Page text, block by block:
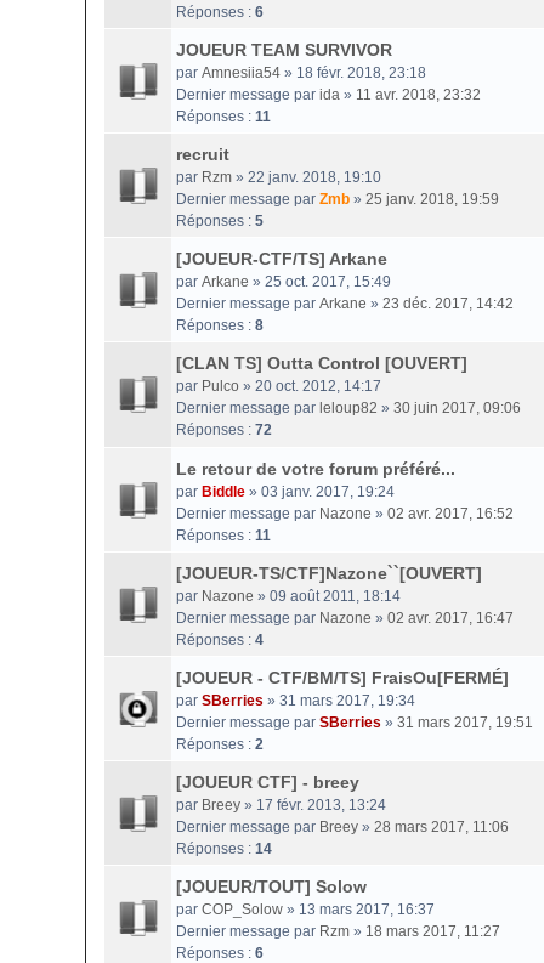
Réponses : 6
JOUEUR TEAM SURVIVOR
par Amnesiia54 » 18 févr. 2018, 23:18
Dernier message par ida » 11 avr. 2018, 23:32
Réponses : 11
recruit
par Rzm » 22 janv. 2018, 19:10
Dernier message par Zmb » 25 janv. 2018, 19:59
Réponses : 5
[JOUEUR-CTF/TS] Arkane
par Arkane » 25 oct. 2017, 15:49
Dernier message par Arkane » 23 déc. 2017, 14:42
Réponses : 8
[CLAN TS] Outta Control [OUVERT]
par Pulco » 20 oct. 2012, 14:17
Dernier message par leloup82 » 30 juin 2017, 09:06
Réponses : 72
Le retour de votre forum préféré...
par Biddle » 03 janv. 2017, 19:24
Dernier message par Nazone » 02 avr. 2017, 16:52
Réponses : 11
[JOUEUR-TS/CTF]Nazone``[OUVERT]
par Nazone » 09 août 2011, 18:14
Dernier message par Nazone » 02 avr. 2017, 16:47
Réponses : 4
[JOUEUR - CTF/BM/TS] FraisOu[FERMÉ]
par SBerries » 31 mars 2017, 19:34
Dernier message par SBerries » 31 mars 2017, 19:51
Réponses : 2
[JOUEUR CTF] - breey
par Breey » 17 févr. 2013, 13:24
Dernier message par Breey » 28 mars 2017, 11:06
Réponses : 14
[JOUEUR/TOUT] Solow
par COP_Solow » 13 mars 2017, 16:37
Dernier message par Rzm » 18 mars 2017, 11:27
Réponses : 6